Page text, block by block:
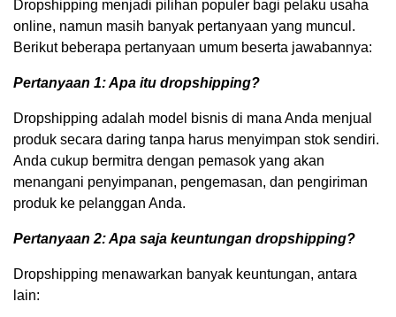
Dropshipping menjadi pilihan populer bagi pelaku usaha
online, namun masih banyak pertanyaan yang muncul.
Berikut beberapa pertanyaan umum beserta jawabannya:
Pertanyaan 1: Apa itu dropshipping?
Dropshipping adalah model bisnis di mana Anda menjual
produk secara daring tanpa harus menyimpan stok sendiri.
Anda cukup bermitra dengan pemasok yang akan
menangani penyimpanan, pengemasan, dan pengiriman
produk ke pelanggan Anda.
Pertanyaan 2: Apa saja keuntungan dropshipping?
Dropshipping menawarkan banyak keuntungan, antara
lain: